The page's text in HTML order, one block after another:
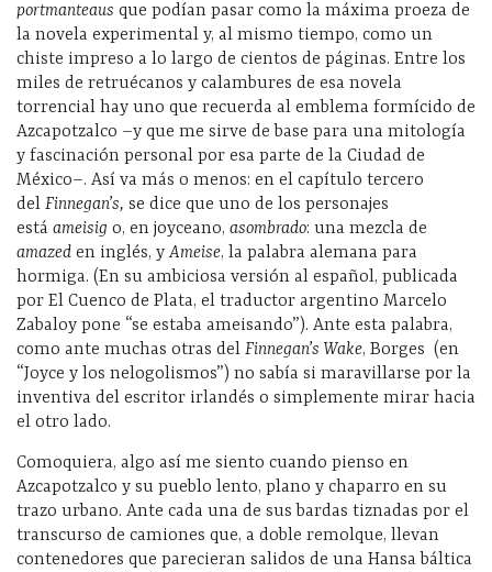
portmanteaus que podían pasar como la máxima proeza de
la novela experimental y, al mismo tiempo, como un
chiste impreso a lo largo de cientos de páginas. Entre los
miles de retruécanos y calambures de esa novela
torrencial hay uno que recuerda al emblema formícido de
Azcapotzalco –y que me sirve de base para una mitología
y fascinación personal por esa parte de la Ciudad de
México–. Así va más o menos: en el capítulo tercero
del Finnegan’s, se dice que uno de los personajes
está ameisig o, en joyceano, asombrado: una mezcla de
amazed en inglés, yAmeise, la palabra alemana para
hormiga. (En su ambiciosa versión al español, publicada
por El Cuenco de Plata, el traductor argentino Marcelo
Zabaloy pone “se estaba ameisando”). Ante esta palabra,
como ante muchas otras del Finnegan’s Wake, Borges (en
“Joyce y los nelogolismos”) no sabía si maravillarse por la
inventiva del escritor irlandés o simplemente mirar hacia
el otro lado.
Comoquiera, algo así me siento cuando pienso en
Azcapotzalco y su pueblo lento, plano y chaparro en su
trazo urbano. Ante cada una de sus bardas tiznadas por el
transcurso de camiones que, a doble remolque, llevan
contenedores que parecieran salidos de una Hansa báltica